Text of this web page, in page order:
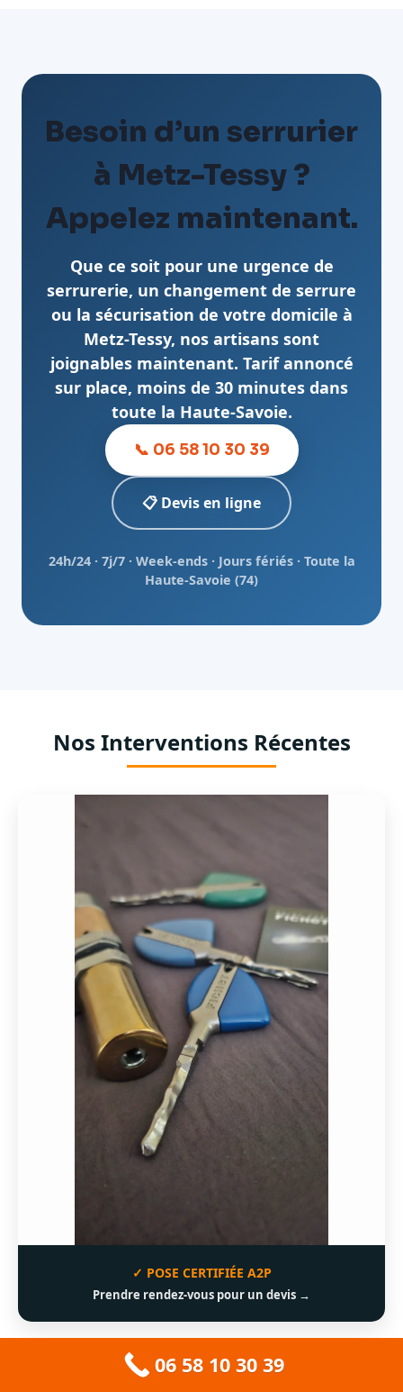
Besoin d’un serrurier
à Metz-Tessy ?
Appelez maintenant.
Que ce soit pour une urgence de
serrurerie, un changement de serrure
ou la sécurisation de votre domicile à
Metz-Tessy, nos artisans sont
joignables maintenant. Tarif annoncé
sur place, moins de 30 minutes dans
toute la Haute-Savoie.
📞 06 58 10 30 39
📋 Devis en ligne
24h/24 · 7j/7 · Week-ends · Jours fériés · Toute la
Haute-Savoie (74)
Nos Interventions Récentes
✓ POSE CERTIFIÉE A2P
Prendre rendez-vous pour un devis →
06 58 10 30 39